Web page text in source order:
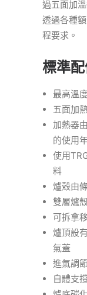
過五面加
透過各種
程要求。
標準
最高溫
五面加
加熱器
的使用
使用
料
爐殼由
雙層爐
可拆拿
爐頂設
氣蓋
進氣調
自體支